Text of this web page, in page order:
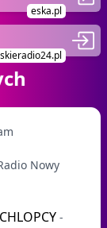
eska.pl
Nowy
-